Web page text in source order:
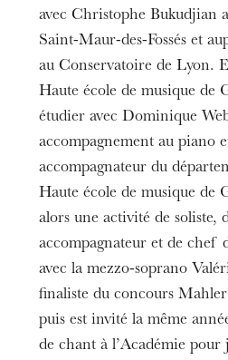
avec Christophe Bukudjian
Saint-Maur-des-Fossés et
au Conservatoire de Lyon.
Haute école de musique de
étudier avec Dominique
accompagnement au piano
accompagnateur du
Haute école de musique de
alors une activité de soliste,
accompagnateur et de chef
avec la mezzo-soprano
finaliste du concours
puis est invité la même
de chant à l’Académie pour